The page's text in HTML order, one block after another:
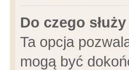
Do czego
Ta opcja
mogą być